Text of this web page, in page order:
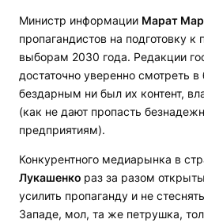
Министр информации Марат
пропагандистов на подготовку к
выборам 2030 года. Редакции
достаточно уверенно смотреть
бездарным ни был их контент,
(как не дают пропасть
предприятиям).
Конкурентного медиарынка в
Лукашенко раз за разом
усилить пропаганду и не
Западе, мол, та же петрушка,